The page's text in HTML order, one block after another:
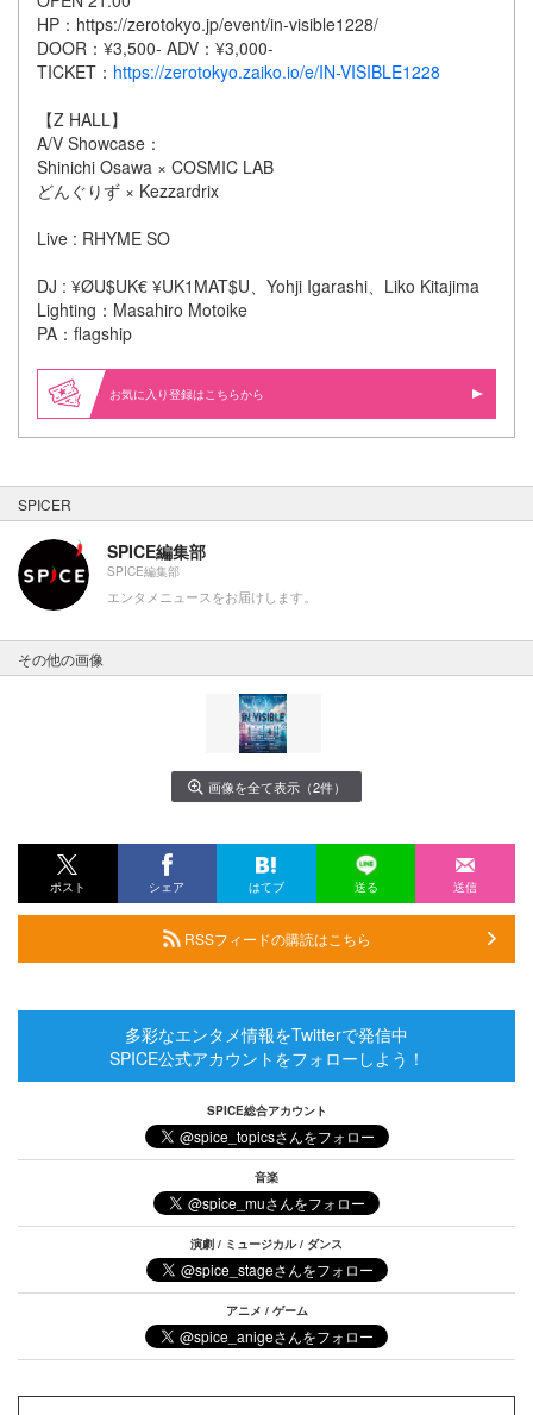
HP：https://zerotokyo.jp/event/in-visible1228/
DOOR：¥3,500- ADV：¥3,000-
TICKET： https://zerotokyo.zaiko.io/e/IN-VISIBLE1228
【Z HALL】
A/V Showcase：
Shinichi Osawa × COSMIC LAB
どんぐりず × Kezzardrix
Live : RHYME SO
DJ : ¥ØU$UK€ ¥UK1MAT$U、Yohji Igarashi、Liko Kitajima
Lighting：Masahiro Motoike
PA：flagship
お気に入り登録はこちらから
SPICER
SPICE編集部
SPICE編集部
エンタメニュースをお届けします。
その他の画像
画像を全て表示（2件）
ポスト シェア はてブ 送る 送信
RSSフィードの購読はこちら
多彩なエンタメ情報をTwitterで発信中
SPICE公式アカウントをフォローしよう！
SPICE総合アカウント
音楽
演劇 / ミュージカル / ダンス
アニメ / ゲーム